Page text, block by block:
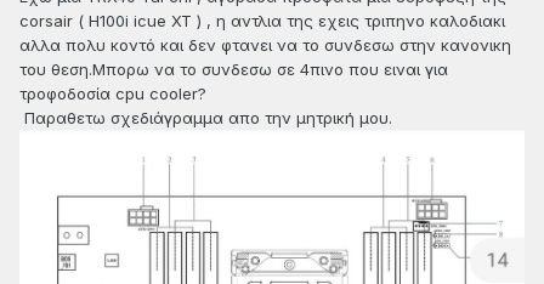
corsair ( H100i icue XT ) , η αντλια της εχεις τριπηνο καλοδιακι
αλλα πολυ κοντό και δεν φτανει να το συνδεσω στην κανονικη
του θεση.Μπορω να το συνδεσω σε 4πινο που ειναι για
τροφοδοσία cpu cooler?
Παραθετω σχεδιάγραμμα απο την μητρική μου.